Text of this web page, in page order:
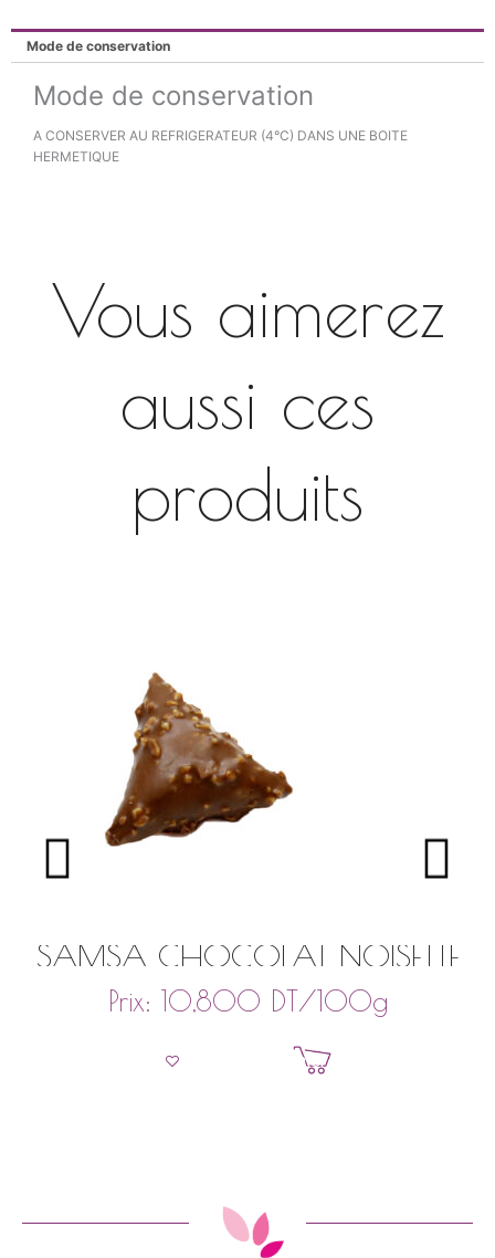
Mode de conservation
Mode de conservation
A CONSERVER AU REFRIGERATEUR (4°C) DANS UNE BOITE
HERMETIQUE
Vous aimerez
aussi ces
produits
SAMSA CHOCOLAT NOISETTE
Prix: 10,800 DT/100g
Ajouter au panier